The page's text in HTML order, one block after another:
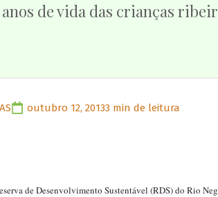
de vida das crianças
outubro 12, 20133 min de leitura
de Desenvolvimento Sustentável (RDS) do Rio